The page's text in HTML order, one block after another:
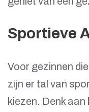
Sportieve
Voor gezinnen
zijn er tal van
kiezen. Denk aan